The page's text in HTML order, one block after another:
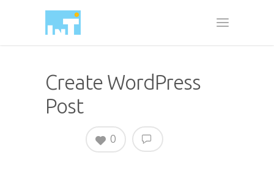
Create WordPress
Post
0